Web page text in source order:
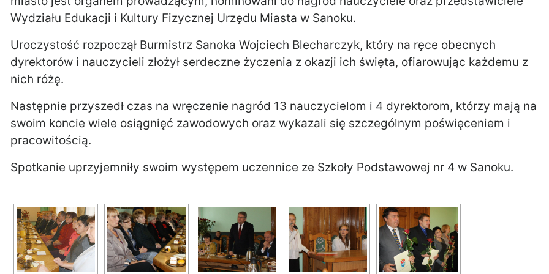
Wydziału Edukacji i Kultury Fizycznej Urzędu Miasta w Sanoku.
Uroczystość rozpoczął Burmistrz Sanoka Wojciech Blecharczyk, który na ręce obecnych
dyrektorów i nauczycieli złożył serdeczne życzenia z okazji ich święta, ofiarowując każdemu z
nich różę.
Następnie przyszedł czas na wręczenie nagród 13 nauczycielom i 4 dyrektorom, którzy mają na
swoim koncie wiele osiągnięć zawodowych oraz wykazali się szczególnym poświęceniem i
pracowitością.
Spotkanie uprzyjemniły swoim występem uczennice ze Szkoły Podstawowej nr 4 w Sanoku.